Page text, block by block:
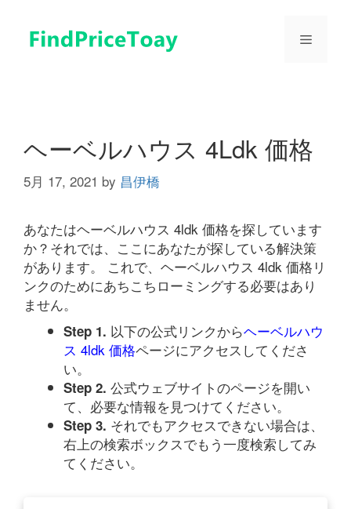
メ
ヘーベルハウス 4Ldk 価格
5月 17, 2021 by 昌伊橋
あなたはヘーベルハウス 4ldk 価格を探しています
か？それでは、ここにあなたが探している解決策
があります。 これで、ヘーベルハウス 4ldk 価格リ
ンクのためにあちこちローミングする必要はあり
ません。
Step 1. 以下の公式リンクからヘーベルハウ
ス 4ldk 価格ページにアクセスしてくださ
い。
Step 2. 公式ウェブサイトのページを開い
て、必要な情報を見つけてください。
Step 3. それでもアクセスできない場合は、
右上の検索ボックスでもう一度検索してみ
てください。